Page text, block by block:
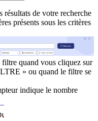
de votre recherche
présents sous les critères
filtre quand vous cliquez sur
» ou quand le filtre se
indique le nombre